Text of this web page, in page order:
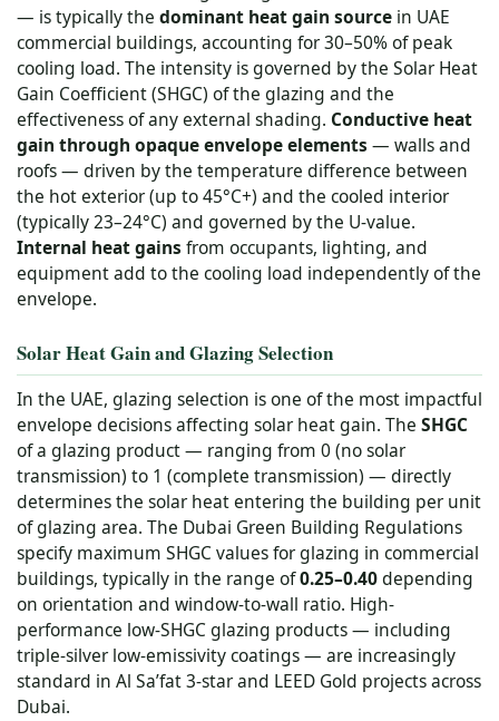
— is typically the dominant heat gain source in UAE
commercial buildings, accounting for 30–50% of peak
cooling load. The intensity is governed by the Solar Heat
Gain Coefficient (SHGC) of the glazing and the
effectiveness of any external shading. Conductive heat
gain through opaque envelope elements — walls and
roofs — driven by the temperature difference between
the hot exterior (up to 45°C+) and the cooled interior
(typically 23–24°C) and governed by the U-value.
Internal heat gains from occupants, lighting, and
equipment add to the cooling load independently of the
envelope.
Solar Heat Gain and Glazing Selection
In the UAE, glazing selection is one of the most impactful
envelope decisions affecting solar heat gain. The SHGC
of a glazing product — ranging from 0 (no solar
transmission) to 1 (complete transmission) — directly
determines the solar heat entering the building per unit
of glazing area. The Dubai Green Building Regulations
specify maximum SHGC values for glazing in commercial
buildings, typically in the range of0.25–0.40depending
on orientation and window-to-wall ratio. High-
performance low-SHGC glazing products — including
triple-silver low-emissivity coatings — are increasingly
standard in Al Sa’fat 3-star and LEED Gold projects across
Dubai.